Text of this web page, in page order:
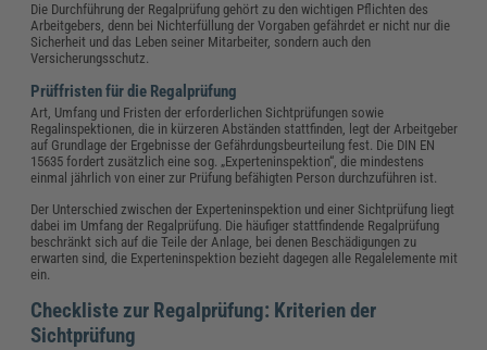
Die Durchführung der Regalprüfung gehört zu den wichtigen Pflichten des
Arbeitgebers, denn bei Nichterfüllung der Vorgaben gefährdet er nicht nur die
Sicherheit und das Leben seiner Mitarbeiter, sondern auch den
Versicherungsschutz.
Prüffristen für die Regalprüfung
Art, Umfang und Fristen der erforderlichen Sichtprüfungen sowie
Regalinspektionen, die in kürzeren Abständen stattfinden, legt der Arbeitgeber
auf Grundlage der Ergebnisse der Gefährdungsbeurteilung fest. Die DIN EN
15635 fordert zusätzlich eine sog. „Experteninspektion“, die mindestens
einmal jährlich von einer zur Prüfung befähigten Person durchzuführen ist.
Der Unterschied zwischen der Experteninspektion und einer Sichtprüfung liegt
dabei im Umfang der Regalprüfung. Die häufiger stattfindende Regalprüfung
beschränkt sich auf die Teile der Anlage, bei denen Beschädigungen zu
erwarten sind, die Experteninspektion bezieht dagegen alle Regalelemente mit
ein.
Checkliste zur Regalprüfung: Kriterien der
Sichtprüfung